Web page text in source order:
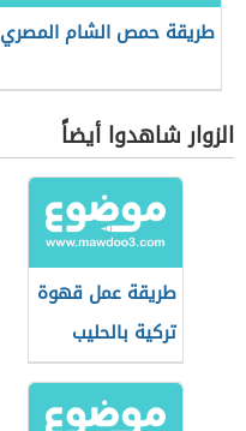
طريقة حمص الشام المصري
الزوار شاهدوا أيضاً
طريقة عمل قهوة
تركية بالحليب